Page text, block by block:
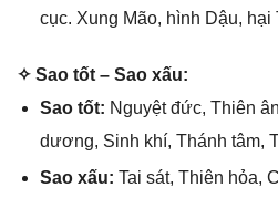
cục. Xunɡ Mão, hình Dậu, hại
✧ Sao tốt – Sao xấu:
Sao tốt: Nguyệt đức, Thiên
dương, Sinh khí, Thánh tâm,
Sao xấu: Tai ѕát, Thiên hỏa,